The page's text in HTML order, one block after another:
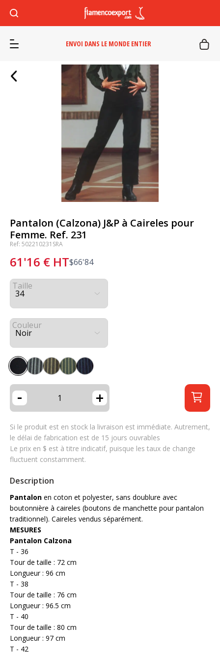
ENVOI DANS LE MONDE ENTIER
Pantalon (Calzona) J&P à Caireles pour
Femme. Ref. 231
Ref: 502210231SRA
61'16 € HT$66'84
Taille
Couleur
- +
Si le produit est en stock la livraison est immédiate. Autrement,
le délai de fabrication est de 15 jours ouvrables
Le prix en $ est à titre indicatif, puisque les taux de change
fluctuent constamment.
Description
Pantalon en coton et polyester, sans doublure avec
boutonnière à caireles (boutons de manchette pour pantalon
traditionnel). Caireles vendus séparément.
MESURES
Pantalon Calzona
T - 36
Tour de taille : 72 cm
Longueur : 96 cm
T - 38
Tour de taille : 76 cm
Longueur : 96.5 cm
T - 40
Tour de taille : 80 cm
Longueur : 97 cm
T - 42